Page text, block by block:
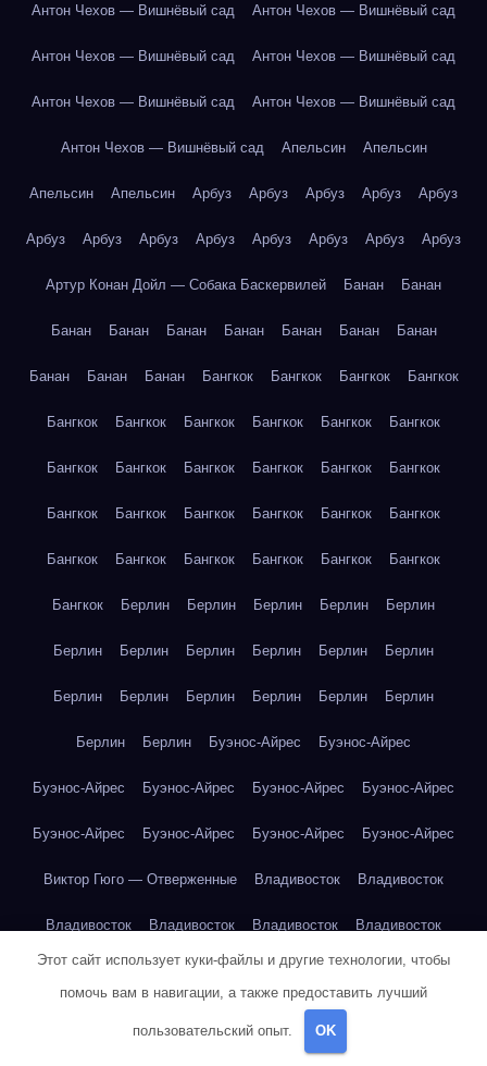
Антон Чехов — Вишнёвый сад Антон Чехов — Вишнёвый сад
Антон Чехов — Вишнёвый сад Антон Чехов — Вишнёвый сад
Антон Чехов — Вишнёвый сад Антон Чехов — Вишнёвый сад
Антон Чехов — Вишнёвый сад Апельсин Апельсин
Апельсин Апельсин Арбуз Арбуз Арбуз Арбуз Арбуз
Арбуз Арбуз Арбуз Арбуз Арбуз Арбуз Арбуз Арбуз
Артур Конан Дойл — Собака Баскервилей Банан Банан
Банан Банан Банан Банан Банан Банан Банан
Банан Банан Банан Бангкок Бангкок Бангкок Бангкок
Бангкок Бангкок Бангкок Бангкок Бангкок Бангкок
Бангкок Бангкок Бангкок Бангкок Бангкок Бангкок
Бангкок Бангкок Бангкок Бангкок Бангкок Бангкок
Бангкок Бангкок Бангкок Бангкок Бангкок Бангкок
Бангкок Берлин Берлин Берлин Берлин Берлин
Берлин Берлин Берлин Берлин Берлин Берлин
Берлин Берлин Берлин Берлин Берлин Берлин
Берлин Берлин Буэнос-Айрес Буэнос-Айрес
Буэнос-Айрес Буэнос-Айрес Буэнос-Айрес Буэнос-Айрес
Буэнос-Айрес Буэнос-Айрес Буэнос-Айрес Буэнос-Айрес
Виктор Гюго — Отверженные Владивосток Владивосток
Владивосток Владивосток Владивосток Владивосток
Владивосток Владивосток Владивосток Владивосток
Владивосток
Этот сайт использует куки-файлы и другие технологии, чтобы
помочь вам в навигации, а также предоставить лучший
пользовательский опыт. OK